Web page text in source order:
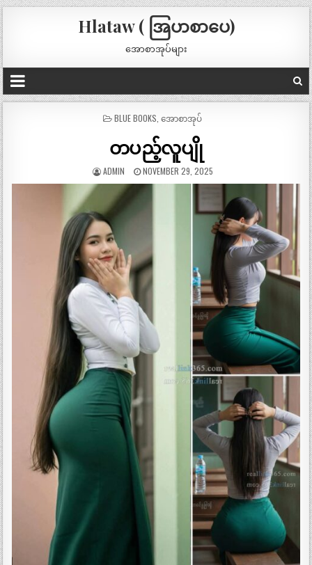
Hlataw ( အြပာစာပေ)
အောစာအုပ်များ
POSTED
BLUE BOOKS အောစာအုပ်
တပည့်လူပျို
ADMIN NOVEMBER 29, 2025